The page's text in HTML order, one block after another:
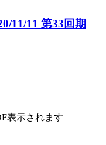
11/11 第33回期
表示されます